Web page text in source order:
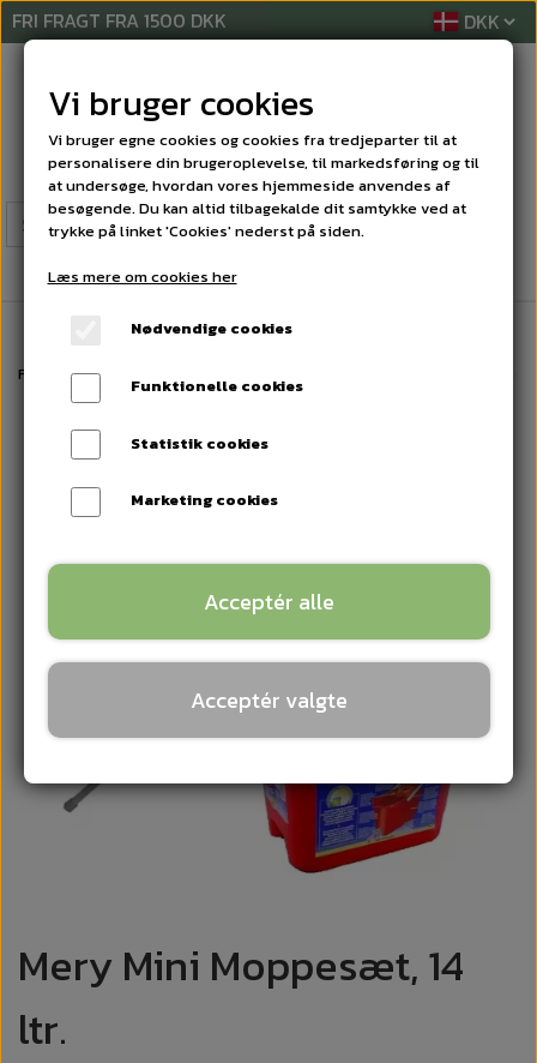
FRI FRAGT FRA 1500 DKK
Forside RENGØRINGSREKVISITTER
Mery Mini Moppesæt, 14
ltr.
Vi bruger cookies
Vi bruger egne cookies og cookies fra tredjeparter til at
personalisere din brugeroplevelse, til markedsføring og til
at undersøge, hvordan vores hjemmeside anvendes af
besøgende. Du kan altid tilbagekalde dit samtykke ved at
trykke på linket 'Cookies' nederst på siden.
Læs mere om cookies her
Nødvendige cookies
Funktionelle cookies
Statistik cookies
Marketing cookies
Acceptér alle
Acceptér valgte